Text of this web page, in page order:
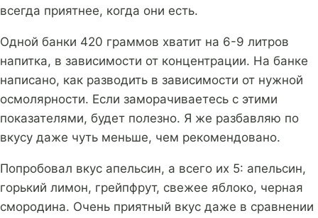
всегда приятнее, когда они есть.
Одной банки 420 граммов хватит на 6-9 литров
напитка, в зависимости от концентрации. На банке
написано, как разводить в зависимости от нужной
осмолярности. Если заморачиваетесь с этими
показателями, будет полезно. Я же разбавляю по
вкусу даже чуть меньше, чем рекомендовано.
Попробовал вкус апельсин, а всего их 5: апельсин,
горький лимон, грейпфрут, свежее яблоко, черная
смородина. Очень приятный вкус даже в сравнении